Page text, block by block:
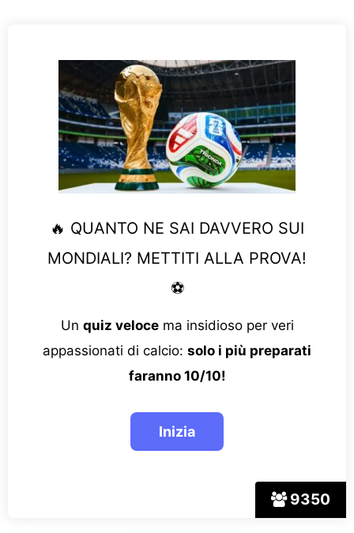
9350
🔥 QUANTO NE SAI DAVVERO SUI
MONDIALI? METTITI ALLA PROVA!
⚽
Un quiz velocema insidioso per veri
appassionati di calcio: solo i più preparati
faranno 10/10!